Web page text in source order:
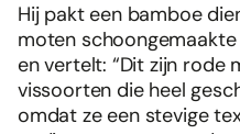
Hij pakt een bamboe
moten
en vertelt: “Dit zijn rode
vissoorten die heel
omdat ze een stevige